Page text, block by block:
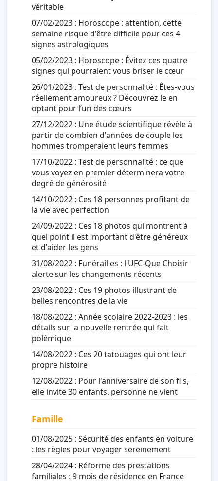
véritable
07/02/2023 : Horoscope : attention, cette
semaine risque d'être difficile pour ces 4
signes astrologiques
05/02/2023 : Horoscope : Évitez ces quatre
signes qui pourraient vous briser le cœur
26/01/2023 : Test de personnalité : Êtes-vous
réellement amoureux ? Découvrez le en
optant pour l’un des cœurs
27/12/2022 : Une étude scientifique révèle à
partir de combien d'années de couple les
hommes tromperaient leurs femmes
17/10/2022 : Test de personnalité : ce que
vous voyez en premier déterminera votre
degré de générosité
14/10/2022 : Ces 18 personnes profitant de
la vie avec perfection
24/09/2022 : Ces 18 photos qui montrent à
quel point il est important d'être généreux
et d'aider les gens
31/08/2022 : Funérailles : l'UFC-Que Choisir
alerte sur les changements récents
23/08/2022 : Ces 19 photos illustrant de
belles rencontres de la vie
18/08/2022 : Année scolaire 2022-2023 : les
détails sur la nouvelle rentrée qui fait
polémique
14/08/2022 : Ces 20 tatouages qui ont leur
propre histoire
12/08/2022 : Pour l'anniversaire de son fils,
elle invite 30 enfants, personne ne vient
Famille
01/08/2025 : Sécurité des enfants en voiture
: les règles pour voyager sereinement
28/04/2024 : Réforme des prestations
familiales : 9 mois de résidence en France